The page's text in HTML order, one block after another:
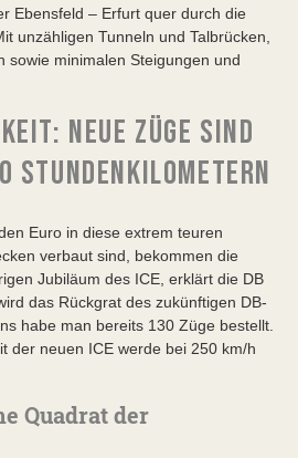
Ebensfeld – Erfurt quer durch die
unzähligen Tunneln und Talbrücken,
sowie minimalen Steigungen und
NEUE ZÜGE SIND
STUNDENKILOMETERN
Euro in diese extrem teuren
verbaut sind, bekommen die
Jubiläum des ICE, erklärt die DB
das Rückgrat des zukünftigen DB-
habe man bereits 130 Züge bestellt.
der neuen ICE werde bei 250 km/h
Quadrat der